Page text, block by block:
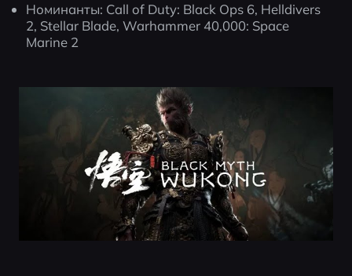
Номинанты: Call of Duty: Black Ops 6, Helldivers
2, Stellar Blade, Warhammer 40,000: Space
Marine 2